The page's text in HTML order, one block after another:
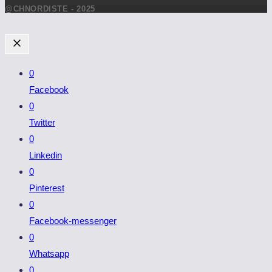
@CHNORDISTE - 2025
0
Facebook
0
Twitter
0
Linkedin
0
Pinterest
0
Facebook-messenger
0
Whatsapp
0